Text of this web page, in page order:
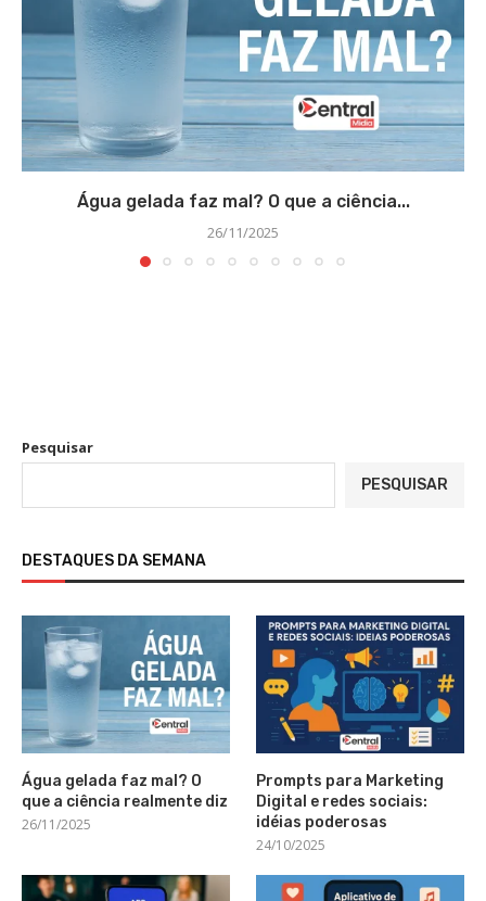
Água gelada faz mal? O que a ciência...
26/11/2025
Pesquisar
PESQUISAR
DESTAQUES DA SEMANA
Água gelada faz mal? O
que a ciência realmente diz
26/11/2025
Prompts para Marketing
Digital e redes sociais:
idéias poderosas
24/10/2025